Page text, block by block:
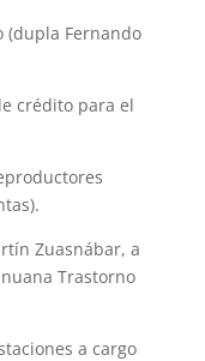
(dupla Fernando
crédito para el
Zuasnábar, a
Trastorno
a cargo